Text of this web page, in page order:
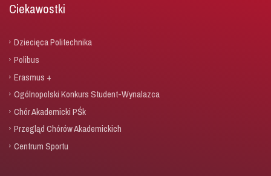
Ciekawostki
Dziecięca Politechnika
Polibus
Erasmus +
Ogólnopolski Konkurs Student-Wynalazca
Chór Akademicki PŚk
Przegląd Chórów Akademickich
Centrum Sportu